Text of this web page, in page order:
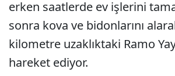
erken saatlerde ev işlerini
sonra kova ve bidonlarını
kilometre uzaklıktaki Ramo
hareket ediyor.